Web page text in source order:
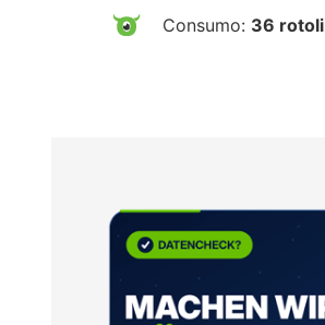
Consumo: 36 rotoli